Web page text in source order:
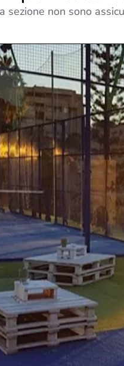
sezione non sono